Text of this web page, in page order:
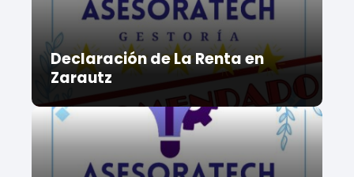
Declaración de La Renta en
Zarautz